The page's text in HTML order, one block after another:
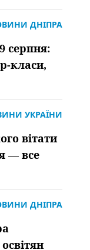
ДНІПРА
серпня:
класи,
УКРАЇНИ
вітати
— все
ДНІПРА